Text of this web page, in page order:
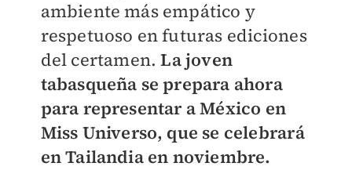
ambiente más empático y
respetuoso en futuras ediciones
del certamen.La joven
tabasqueña se prepara ahora
para representar a México en
Miss Universo, que se celebrará
en Tailandia en noviembre.